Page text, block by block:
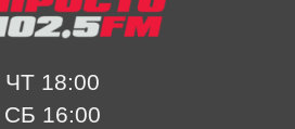
ЧТ 18:00
СБ 16:00